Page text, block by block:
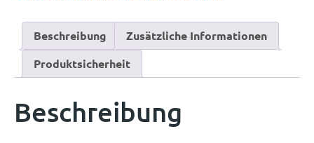
Beschreibung
Zusätzliche Informationen
Produktsicherheit
Beschreibung